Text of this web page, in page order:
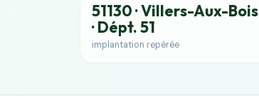
51130 · Villers-Aux-Bois
· Dépt. 51
implantation repérée